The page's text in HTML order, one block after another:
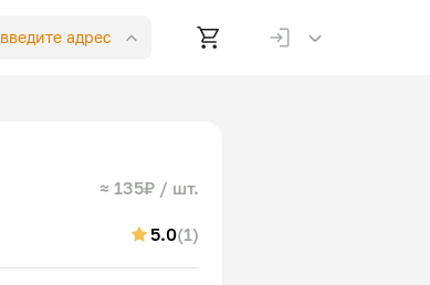
введите адрес
≈ 135₽ / шт.
5.0(1)